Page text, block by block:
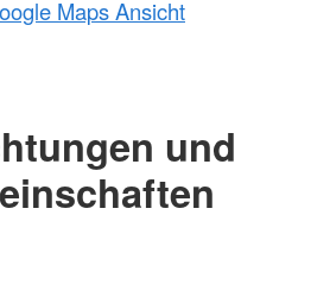
Maps Ansicht
und